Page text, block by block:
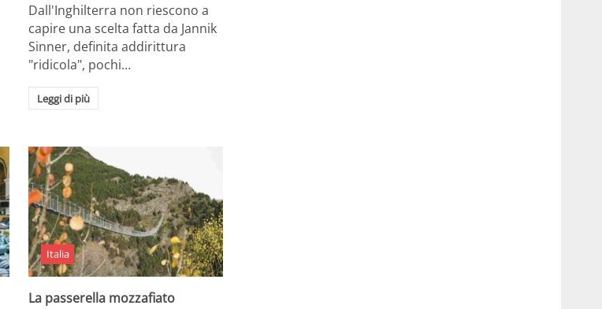
Dall'Inghilterra non riescono a
capire una scelta fatta da Jannik
Sinner, definita addirittura
"ridicola", pochi…
Leggi di più
Italia
La passerella mozzafiato